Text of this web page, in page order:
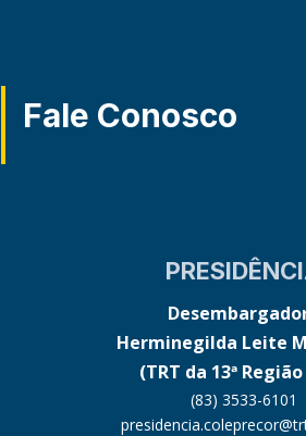
Fale Conosco
Herminegilda Leite
(TRT da 13ª Região
(83) 3533-6101